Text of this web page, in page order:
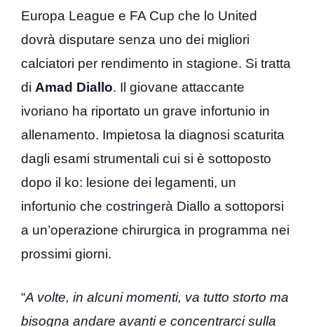
Europa League e FA Cup che lo United
dovrà disputare senza uno dei migliori
calciatori per rendimento in stagione. Si tratta
di Amad Diallo. Il giovane attaccante
ivoriano ha riportato un grave infortunio in
allenamento. Impietosa la diagnosi scaturita
dagli esami strumentali cui si è sottoposto
dopo il ko: lesione dei legamenti, un
infortunio che costringerà Diallo a sottoporsi
a un’operazione chirurgica in programma nei
prossimi giorni.
“A volte, in alcuni momenti, va tutto storto ma
bisogna andare avanti e concentrarci sulla